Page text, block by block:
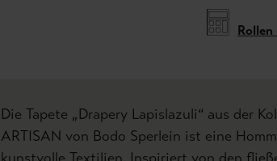
Rollen
Die Tapete „Drapery Lapislazuli“ aus der
ARTISAN von Bodo Sperlein ist eine